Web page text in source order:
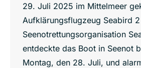
29. Juli 2025 im Mittelmeer
Aufklärungsflugzeug Seabird
Seenotrettungsorganisation
entdeckte das Boot in Seenot
Montag, den 28. Juli, und